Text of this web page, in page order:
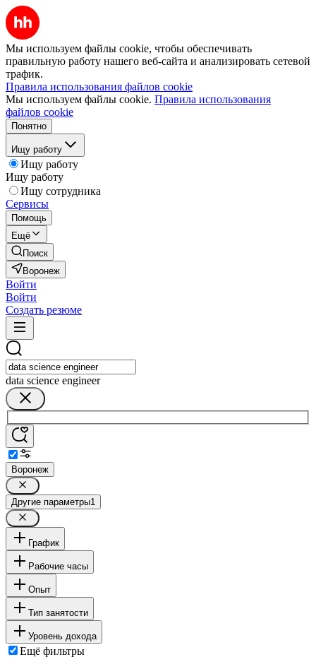
Мы используем файлы cookie, чтобы обеспечивать
правильную работу нашего веб-сайта и анализировать сетевой
трафик.
Правила использования файлов cookie
Мы используем файлы cookie. Правила использования
файлов cookie
Понятно
Ищу работу
Ищу работу
Ищу работу
Ищу сотрудника
Сервисы
Помощь
Ещё
Поиск
Воронеж
Войти
Войти
Создать резюме
data science engineer
Воронеж
Другие параметры1
График
Рабочие часы
Опыт
Тип занятости
Уровень дохода
Ещё фильтры